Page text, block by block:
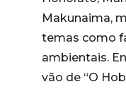
Makunaima,
temas como
ambientais.
vão de “O